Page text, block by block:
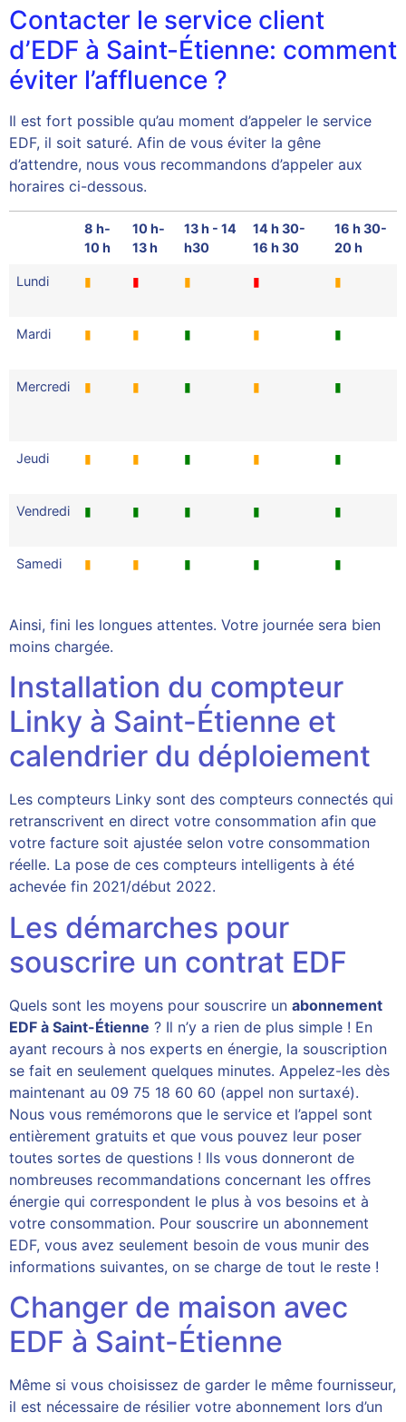
Contacter le service client
d’EDF à Saint-Étienne: comment
éviter l’affluence ?
Il est fort possible qu’au moment d’appeler le service
EDF, il soit saturé. Afin de vous éviter la gêne
d’attendre, nous vous recommandons d’appeler aux
horaires ci-dessous.
8 h-
10 h
10 h-
13 h
13 h - 14
h30
14 h 30-
16 h 30
16 h 30-
20 h
Lundi ▮ ▮ ▮ ▮ ▮
Mardi ▮ ▮ ▮ ▮ ▮
Mercredi ▮ ▮ ▮ ▮ ▮
Jeudi ▮ ▮ ▮ ▮ ▮
Vendredi ▮ ▮ ▮ ▮ ▮
Samedi ▮ ▮ ▮ ▮ ▮
Ainsi, fini les longues attentes. Votre journée sera bien
moins chargée.
Installation du compteur
Linky à Saint-Étienne et
calendrier du déploiement
Les compteurs Linky sont des compteurs connectés qui
retranscrivent en direct votre consommation afin que
votre facture soit ajustée selon votre consommation
réelle. La pose de ces compteurs intelligents à été
achevée fin 2021/début 2022.
Les démarches pour
souscrire un contrat EDF
Quels sont les moyens pour souscrire un abonnement
EDF à Saint-Étienne ? Il n’y a rien de plus simple ! En
ayant recours à nos experts en énergie, la souscription
se fait en seulement quelques minutes. Appelez-les dès
maintenant au 09 75 18 60 60 (appel non surtaxé).
Nous vous remémorons que le service et l’appel sont
entièrement gratuits et que vous pouvez leur poser
toutes sortes de questions ! Ils vous donneront de
nombreuses recommandations concernant les offres
énergie qui correspondent le plus à vos besoins et à
votre consommation. Pour souscrire un abonnement
EDF, vous avez seulement besoin de vous munir des
informations suivantes, on se charge de tout le reste !
Changer de maison avec
EDF à Saint-Étienne
Même si vous choisissez de garder le même fournisseur,
il est nécessaire de résilier votre abonnement lors d’un